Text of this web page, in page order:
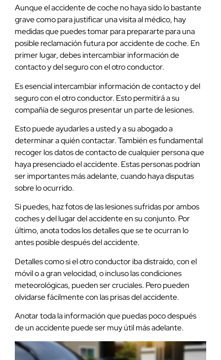
Aunque el accidente de coche no haya sido lo bastante
grave como para justificar una visita al médico, hay
medidas que puedes tomar para prepararte para una
posible reclamación futura por accidente de coche. En
primer lugar, debes intercambiar información de
contacto y del seguro con el otro conductor.
Es esencial intercambiar información de contacto y del
seguro con el otro conductor. Esto permitirá a su
compañía de seguros presentar un parte de lesiones.
Esto puede ayudarles a usted y a su abogado a
determinar a quién contactar. También es fundamental
recoger los datos de contacto de cualquier persona que
haya presenciado el accidente. Estas personas podrían
ser importantes más adelante, cuando haya disputas
sobre lo ocurrido.
Si puedes, haz fotos de las lesiones sufridas por ambos
coches y del lugar del accidente en su conjunto. Por
último, anota todos los detalles que se te ocurran lo
antes posible después del accidente.
Detalles como si el otro conductor iba distraído, con el
móvil o a gran velocidad, o incluso las condiciones
meteorológicas, pueden ser cruciales. Pero pueden
olvidarse fácilmente con las prisas del accidente.
Anotar toda la información que puedas poco después
de un accidente puede ser muy útil más adelante.